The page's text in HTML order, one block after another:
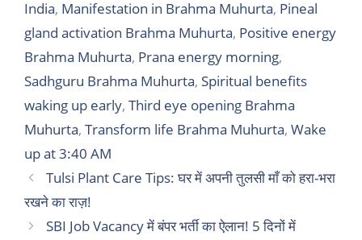
India, Manifestation in Brahma Muhurta, Pineal
gland activation Brahma Muhurta, Positive energy
Brahma Muhurta, Prana energy morning,
Sadhguru Brahma Muhurta, Spiritual benefits
waking up early, Third eye opening Brahma
Muhurta, Transform life Brahma Muhurta, Wake
up at 3:40 AM
Tulsi Plant Care Tips: घर में अपनी तुलसी माँ को हरा-भरा
रखने का राज़!
SBI Job Vacancy में बंपर भर्ती का ऐलान! 5 दिनों में